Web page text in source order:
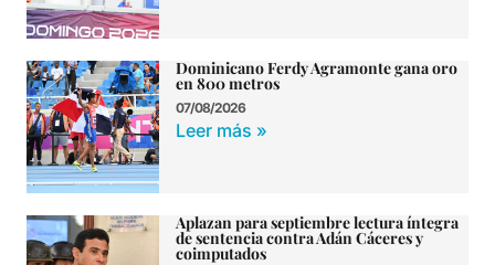
Dominicano Ferdy Agramonte gana oro
en 800 metros
07/08/2026
Leer más »
Aplazan para septiembre lectura íntegra
de sentencia contra Adán Cáceres y
coimputados